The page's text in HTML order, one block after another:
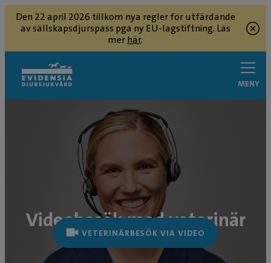
Den 22 april 2026 tillkom nya regler för utfärdande
av sällskapsdjurspass pga ny EU-lagstiftning. Läs
merhär.
MENY
Videobesök med veterinär
VETERINÄRBESÖK VIA VIDEO